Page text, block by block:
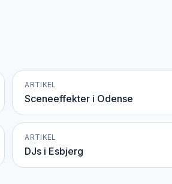
ARTIKEL
Sceneeffekter i Odense
ARTIKEL
DJs i Esbjerg